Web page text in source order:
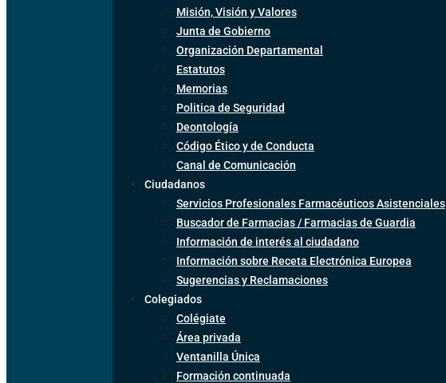
Misión, Visión y Valores
Junta de Gobierno
Organización Departamental
Estatutos
Memorias
Politica de Seguridad
Deontología
Código Ético y de Conducta
Canal de Comunicación
Ciudadanos
Servicios Profesionales Farmacéuticos Asistenciales
Buscador de Farmacias / Farmacias de Guardia
Información de interés al ciudadano
Información sobre Receta Electrónica Europea
Sugerencias y Reclamaciones
Colegiados
Colégiate
Área privada
Ventanilla Única
Formación continuada